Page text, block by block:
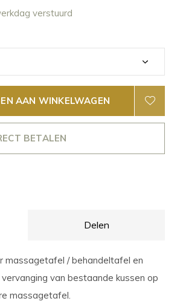
verstuurd
AAN WINKELWAGEN
BETALEN
Delen
massagetafel / behandeltafel en
van bestaande kussen op
massagetafel.